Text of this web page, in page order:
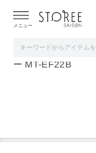
よる配送遅延が発生してお
メニュー
MYTREX ELEXA
ー MT-EF22B